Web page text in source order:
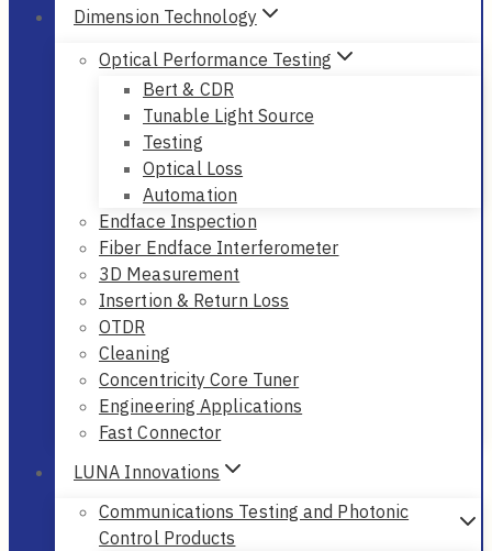
Dimension Technology
Optical Performance Testing
Bert & CDR
Tunable Light Source
Testing
Optical Loss
Automation
Endface Inspection
Fiber Endface Interferometer
3D Measurement
Insertion & Return Loss
OTDR
Cleaning
Concentricity Core Tuner
Engineering Applications
Fast Connector
LUNA Innovations
Communications Testing and Photonic
Control Products